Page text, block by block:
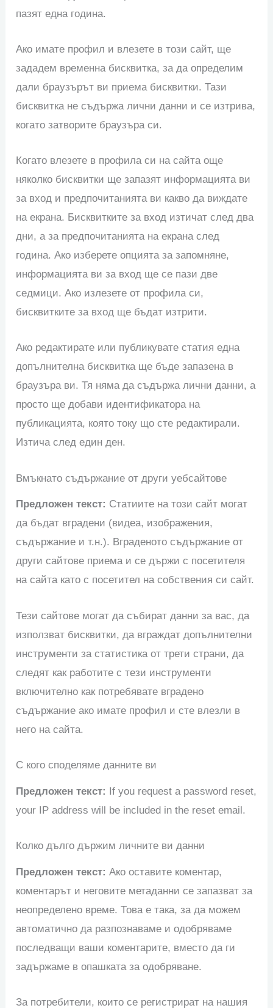
пазят една година.
Ако имате профил и влезете в този сайт, ще
зададем временна бисквитка, за да определим
дали браузърът ви приема бисквитки. Тази
бисквитка не съдържа лични данни и се изтрива,
когато затворите браузъра си.
Когато влезете в профила си на сайта още
няколко бисквитки ще запазят информацията ви
за вход и предпочитанията ви какво да виждате
на екрана. Бисквитките за вход изтичат след два
дни, а за предпочитанията на екрана след
година. Ако изберете опцията за запомняне,
информацията ви за вход ще се пази две
седмици. Ако излезете от профила си,
бисквитките за вход ще бъдат изтрити.
Ако редактирате или публикувате статия една
допълнителна бисквитка ще бъде запазена в
браузъра ви. Тя няма да съдържа лични данни, а
просто ще добави идентификатора на
публикацията, която току що сте редактирали.
Изтича след един ден.
Вмъкнато съдържание от други уебсайтове
Предложен текст: Статиите на този сайт могат
да бъдат вградени (видеа, изображения,
съдържание и т.н.). Вграденото съдържание от
други сайтове приема и се държи с посетителя
на сайта като с посетител на собствения си сайт.
Тези сайтове могат да събират данни за вас, да
използват бисквитки, да вграждат допълнителни
инструменти за статистика от трети страни, да
следят как работите с тези инструменти
включително как потребявате вградено
съдържание ако имате профил и сте влезли в
него на сайта.
С кого споделяме данните ви
Предложен текст: If you request a password reset,
your IP address will be included in the reset email.
Колко дълго държим личните ви данни
Предложен текст:Ако оставите коментар,
коментарът и неговите метаданни се запазват за
неопределено време. Това е така, за да можем
автоматично да разпознаваме и одобряваме
последващи ваши коментарите, вместо да ги
задържаме в опашката за одобряване.
За потребители, които се регистрират на нашия